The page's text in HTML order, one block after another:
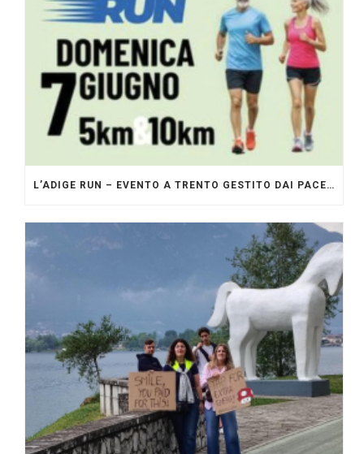
L’ADIGE RUN – EVENTO A TRENTO GESTITO DAI PACERS GLI ORIGINALI